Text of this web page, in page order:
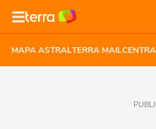
MAPA ASTRALTERRA MAIL